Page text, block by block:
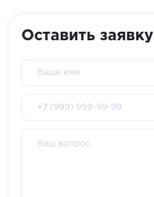
Оставить заявку